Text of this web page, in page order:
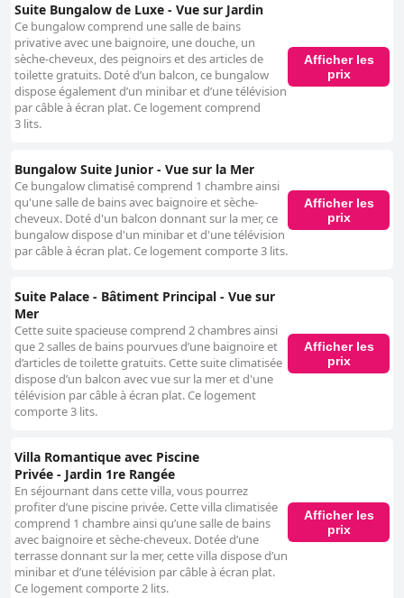
Suite Bungalow de Luxe - Vue sur Jardin
Ce bungalow comprend une salle de bains
privative avec une baignoire, une douche, un
sèche-cheveux, des peignoirs et des articles de
toilette gratuits. Doté d’un balcon, ce bungalow
dispose également d’un minibar et d’une télévision
par câble à écran plat. Ce logement comprend
3 lits.
Afficher les
prix
Bungalow Suite Junior - Vue sur la Mer
Ce bungalow climatisé comprend 1 chambre ainsi
qu'une salle de bains avec baignoire et sèche-
cheveux. Doté d'un balcon donnant sur la mer, ce
bungalow dispose d'un minibar et d'une télévision
par câble à écran plat. Ce logement comporte 3 lits.
Afficher les
prix
Suite Palace - Bâtiment Principal - Vue sur
Mer
Cette suite spacieuse comprend 2 chambres ainsi
que 2 salles de bains pourvues d’une baignoire et
d’articles de toilette gratuits. Cette suite climatisée
dispose d’un balcon avec vue sur la mer et d'une
télévision par câble à écran plat. Ce logement
comporte 3 lits.
Afficher les
prix
Villa Romantique avec Piscine
Privée - Jardin 1re Rangée
En séjournant dans cette villa, vous pourrez
profiter d’une piscine privée. Cette villa climatisée
comprend 1 chambre ainsi qu’une salle de bains
avec baignoire et sèche-cheveux. Dotée d’une
terrasse donnant sur la mer, cette villa dispose d’un
minibar et d’une télévision par câble à écran plat.
Ce logement comporte 2 lits.
Afficher les
prix